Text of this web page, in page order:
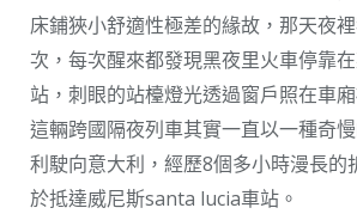
床鋪狹小舒適性極差的緣故，那天夜
次，每次醒來都發現黑夜里火車停靠
站，刺眼的站檯燈光透過窗戶照在車
這輛跨國隔夜列車其實一直以一種奇
利駛向意大利，經歷8個多小時漫長的
於抵達威尼斯santa lucia車站。